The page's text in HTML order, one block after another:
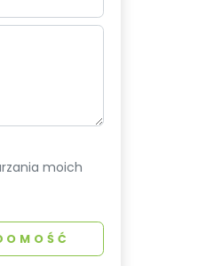
moich